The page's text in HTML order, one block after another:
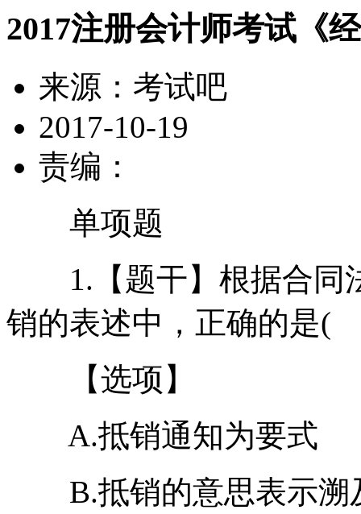
2017注册会计师考试《
来源： 考试吧
2017-10-19
责编：
单项题
1.【题干】根据合同
销的表述中，正确的是(
【选项】
A.抵销通知为要式
B.抵销的意思表示溯